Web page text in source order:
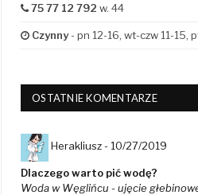
75 77 12 792 w. 44
Czynny- pn 12-16, wt-czw 11-15,
OSTATNIE KOMENTARZE
Herakliusz - 10/27/2019
Dlaczego warto pić wodę?
Woda w Węglińcu - ujęcie